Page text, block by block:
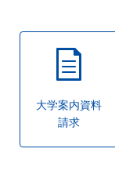
大学案内資料
請求